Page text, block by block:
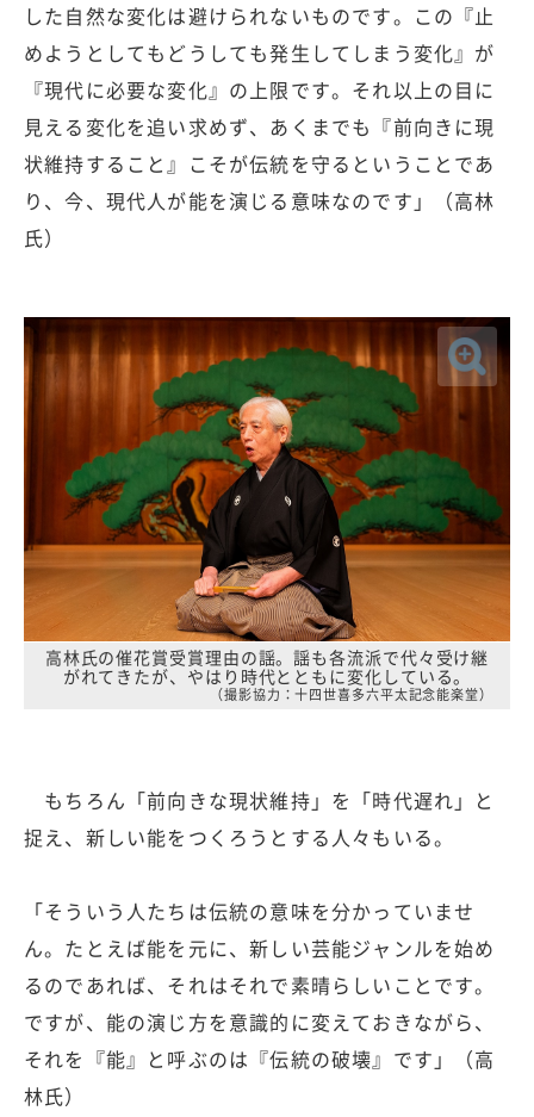
した自然な変化は避けられないものです。この『止
めようとしてもどうしても発生してしまう変化』が
『現代に必要な変化』の上限です。それ以上の目に
見える変化を追い求めず、あくまでも『前向きに現
状維持すること』こそが伝統を守るということであ
り、今、現代人が能を演じる意味なのです」（高林
氏）
高林氏の催花賞受賞理由の謡。謡も各流派で代々受け継
がれてきたが、やはり時代とともに変化している。
（撮影協力：十四世喜多六平太記念能楽堂）
もちろん「前向きな現状維持」を「時代遅れ」と
捉え、新しい能をつくろうとする人々もいる。
「そういう人たちは伝統の意味を分かっていませ
ん。たとえば能を元に、新しい芸能ジャンルを始め
るのであれば、それはそれで素晴らしいことです。
ですが、能の演じ方を意識的に変えておきながら、
それを『能』と呼ぶのは『伝統の破壊』です」（高
林氏）